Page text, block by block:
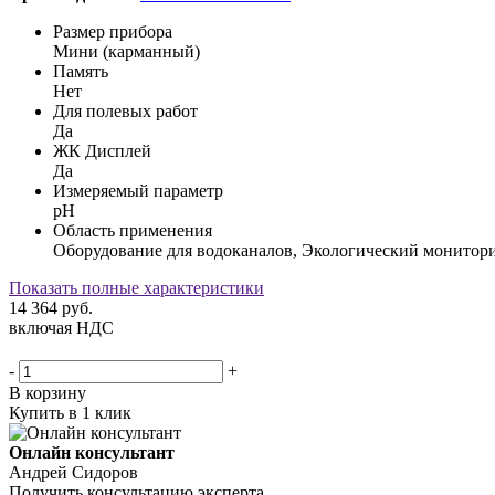
Размер прибора
Мини (карманный)
Память
Нет
Для полевых работ
Да
ЖК Дисплей
Да
Измеряемый параметр
pH
Область применения
Оборудование для водоканалов, Экологический
Показать полные характеристики
14 364 руб.
включая НДС
-
+
В корзину
Купить в 1 клик
Онлайн консультант
Андрей Сидоров